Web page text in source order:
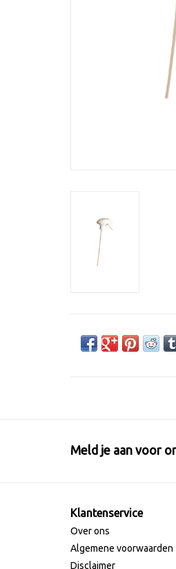
Meld je aan voor
Klantenservice
Over ons
Algemene voorwaarden
Disclaimer